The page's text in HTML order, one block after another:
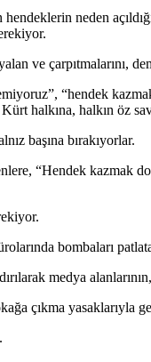
neden
ve
“hendek
halkına, halkın öz
başına bırakıyorlar.
“Hendek kazmak
bombaları
medya
çıkma yasaklarıyla